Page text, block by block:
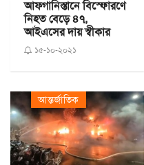
আফগানিস্তানে বিস্ফোরণে
নিহত বেড়ে ৪৭,
আইএসের দায় স্বীকার
১৫-১০-২০২১
আন্তর্জাতিক